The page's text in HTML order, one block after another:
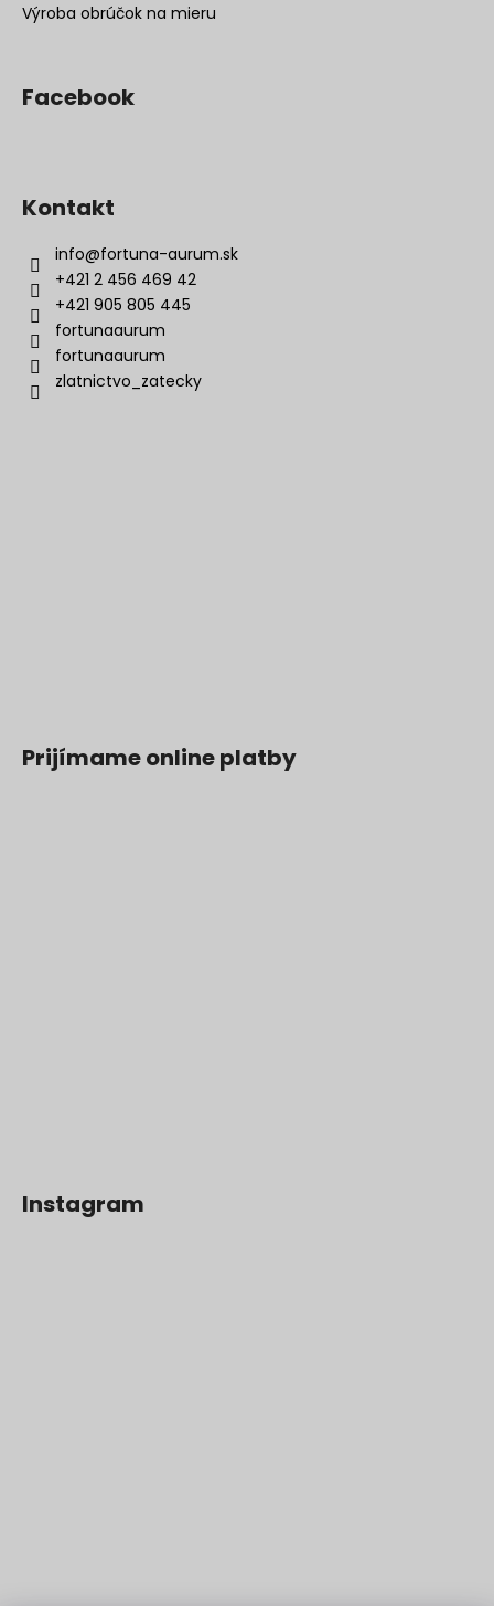
Výroba obrúčok na mieru
Facebook
Kontakt
info@fortuna-aurum.sk
+421 2 456 469 42
+421 905 805 445
fortunaaurum
fortunaaurum
zlatnictvo_zatecky
Prijímame online platby
Instagram